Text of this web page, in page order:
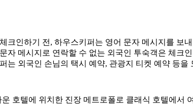
크인하기 전, 하우스키퍼는 영어 문자 메시지를 보
메시지로 연락할 수 없는 외국인 투숙객은 체크
는 외국인 손님의 택시 예약, 관광지 티켓 예약 등을
호텔에 위치한 진장 메트로폴로 클래식 호텔에서